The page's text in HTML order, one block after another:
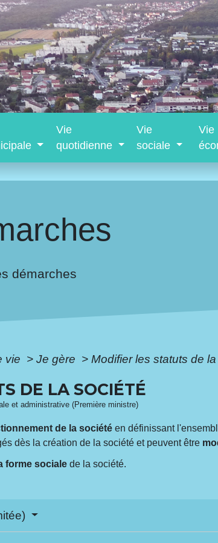
Vie
quotidienne
Vie
sociale
Vie
démarches
vie > Je gère > Modifier les statuts de
DE LA SOCIÉTÉ
et administrative (Première ministre)
de la société en définissant
dès la création de la société et peuvent être
forme sociale de la société.